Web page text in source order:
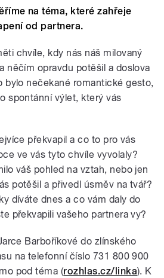
na téma, které zahřeje
od partnera.
chvíle, kdy nás náš milovaný
něčím opravdu potěšil a doslova
bylo nečekané romantické gesto,
spontánní výlet, který vás
překvapil a co to pro vás
ve vás tyto chvíle vyvolaly?
váš pohled na vztah, nebo jen
potěšil a přivedl úsměv na tvář?
díváte dnes a co vám daly do
překvapili vašeho partnera vy?
Barboříkové do zlínského
na telefonní číslo 731 800 900
pod téma (rozhlas.cz/linka). K